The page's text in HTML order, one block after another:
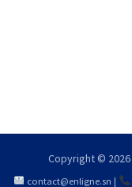
Copyright © 2026
contact@enligne.sn |